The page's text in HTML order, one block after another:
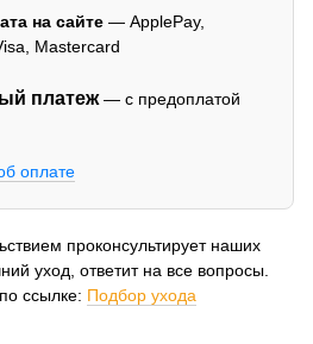
на сайте — ApplePay,
Mastercard
платеж— с предоплатой
оплате
проконсультирует наших
уход, ответит на все вопросы.
ссылке: Подбор ухода